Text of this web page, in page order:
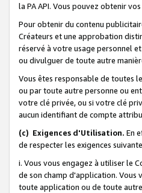
la PA API. Vous pouvez obtenir
Pour obtenir du contenu
Créateurs et une approbation
réservé à votre usage personnel
ou divulguer de toute autre
Vous êtes responsable de toutes
ou par toute autre personne ou
votre clé privée, ou si votre clé
aucun identifiant de compte
(c) Exigences d'Utilisation. En
de respecter les exigences
i. Vous vous engagez à utiliser le
de son champ d'application. Vous
toute application ou de toute